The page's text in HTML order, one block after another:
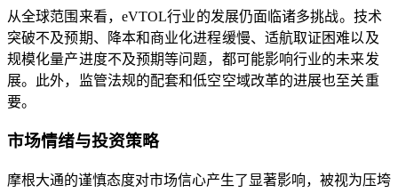
从全球范围来看，eVTOL行业的发展仍面临诸多挑战。技术
突破不及预期、降本和商业化进程缓慢、适航取证困难以及
规模化量产进度不及预期等问题，都可能影响行业的未来发
展。此外，监管法规的配套和低空空域改革的进展也至关重
要。
市场情绪与投资策略
摩根大通的谨慎态度对市场信心产生了显著影响，被视为压垮